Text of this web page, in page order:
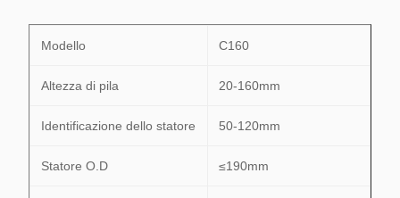
Modello C160
Altezza di pila 20-160mm
Identificazione dello statore 50-120mm
Statore O.D ≤190mm